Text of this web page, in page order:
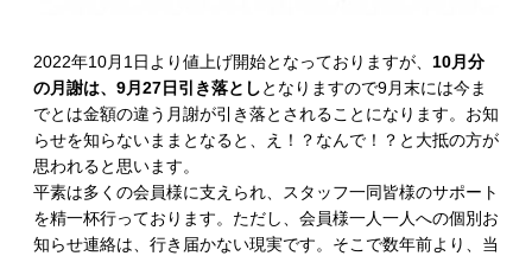
2022年10月1日より値上げ開始となっておりますが、 10月分
の月謝は、9月27日引き落としとなりますので9月末には今ま
でとは金額の違う月謝が引き落とされることになります。お知
らせを知らないままとなると、え！？なんで！？と大抵の方が
思われると思います。
平素は多くの会員様に支えられ、スタッフ一同皆様のサポート
を精一杯行っております。ただし、会員様一人一人への個別お
知らせ連絡は、行き届かない現実です。そこで数年前より、当